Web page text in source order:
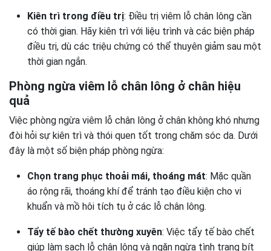
Kiên trì trong điều trị: Điều trị viêm lỗ chân lông cần
có thời gian. Hãy kiên trì với liệu trình và các biện pháp
điều trị, dù các triệu chứng có thể thuyên giảm sau một
thời gian ngắn.
Phòng ngừa viêm lỗ chân lông ở chân hiệu
quả
Việc phòng ngừa viêm lỗ chân lông ở chân không khó nhưng
đòi hỏi sự kiên trì và thói quen tốt trong chăm sóc da. Dưới
đây là một số biện pháp phòng ngừa:
Chọn trang phục thoải mái, thoáng mát: Mặc quần
áo rộng rãi, thoáng khí để tránh tạo điều kiện cho vi
khuẩn và mồ hôi tích tụ ở các lỗ chân lông.
Tẩy tế bào chết thường xuyên: Việc tẩy tế bào chết
giúp làm sạch lỗ chân lông và ngăn ngừa tình trạng bít